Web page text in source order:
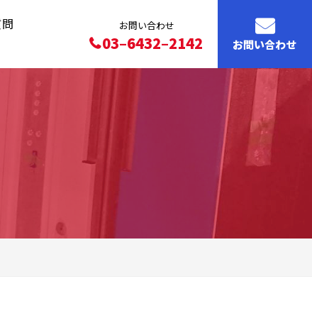
お問い合わせ
03–6432–2142 お問い合わせ